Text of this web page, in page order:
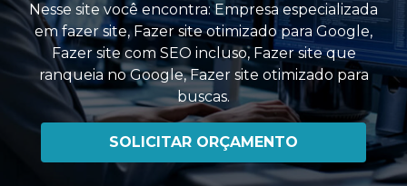
Nesse site você encontra:Empresa especializada
em fazer site,Fazer site otimizado para Google,
Fazer site com SEO incluso, Fazer site que
ranqueia no Google,Fazer site otimizado para
buscas.
SOLICITAR ORÇAMENTO